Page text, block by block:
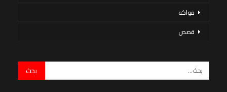
فواكه
قصص